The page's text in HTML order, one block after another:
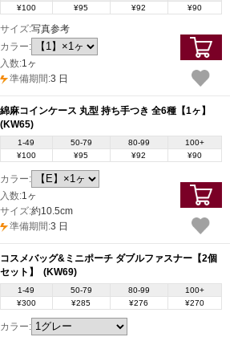
¥100 ¥95 ¥92 ¥90
サイズ:写真参考
カラー:
入数:1ヶ
準備期間:3 日
綿麻コインケース 丸型 持ち手つき 全6種【1ヶ】
(KW65)
1-49 50-79 80-99
100+
¥100
¥95 ¥92 ¥90
カラー:
入数:1ヶ
サイズ:約10.5cm
準備期間:3 日
コスメバッグ&ミニポーチ ダブルファスナー【2個
セット】
(KW69)
1-49 50-79 80-99
100+
¥300
¥285 ¥276 ¥270
カラー: